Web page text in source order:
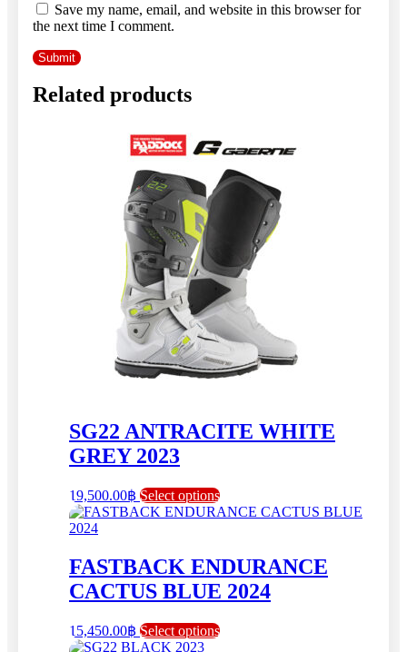
Save my name, email, and website in this browser for
the next time I comment.
Related products
SG22 ANTRACITE WHITE
GREY 2023
19,500.00฿ Select optionsThis
product
variants.
The
options
be
FASTBACK ENDURANCE
CACTUS BLUE 2024
15,450.00฿ Select optionsThis